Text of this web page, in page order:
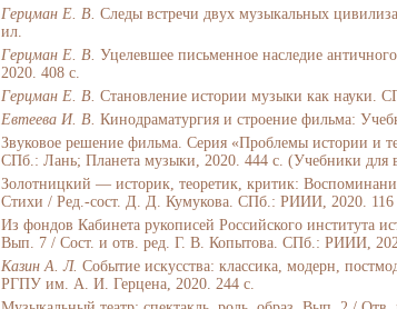
Герцман Е. В. Следы встречи двух музыкальных
ил.
Герцман Е. В. Уцелевшее письменное наследие
2020. 408 с.
Герцман Е. В. Становление истории музыки как науки.
Евтеева И. В. Кинодраматургия и строение фильма:
Звуковое решение фильма. Серия «Проблемы истории и
СПб.: Лань; Планета музыки, 2020. 444 с. (Учебники для
Золотницкий — историк, теоретик, критик:
Стихи / Ред.-сост. Д. Д. Кумукова. СПб.: РИИИ, 2020. 116
Из фондов Кабинета рукописей Российского института
Вып. 7 / Сост. и отв. ред. Г. В. Копытова. СПб.: РИИИ,
Казин А. Л. Событие искусства: классика, модерн,
РГПУ им. А. И. Герцена, 2020. 244 с.